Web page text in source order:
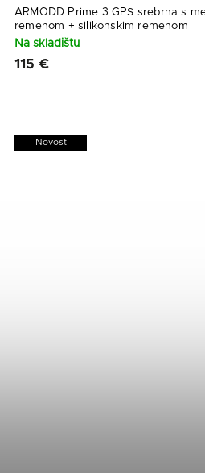
ARMODD Prime 3 GPS srebrna s
remenom + silikonskim remenom
Na skladištu
115 €
Novost